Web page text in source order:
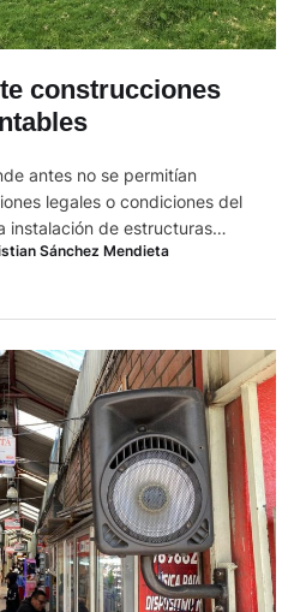
construcciones
antes no se permitían
legales o condiciones del
instalación de estructuras
la reforma a la Ordenanza que
del Suelo, y
Sánchez Mendieta